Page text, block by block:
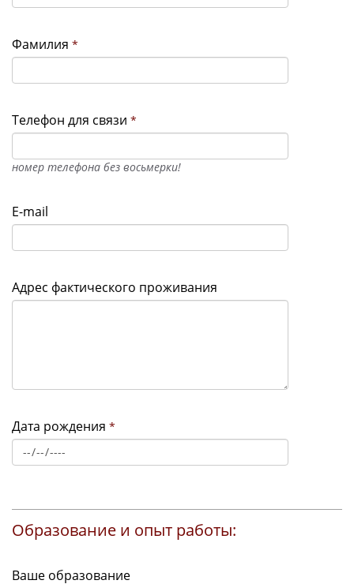
Фамилия *
Телефон для связи *
номер телефона без восьмерки!
E-mail
Адрес фактического проживания
Дата рождения *
Образование и опыт работы:
Ваше образование